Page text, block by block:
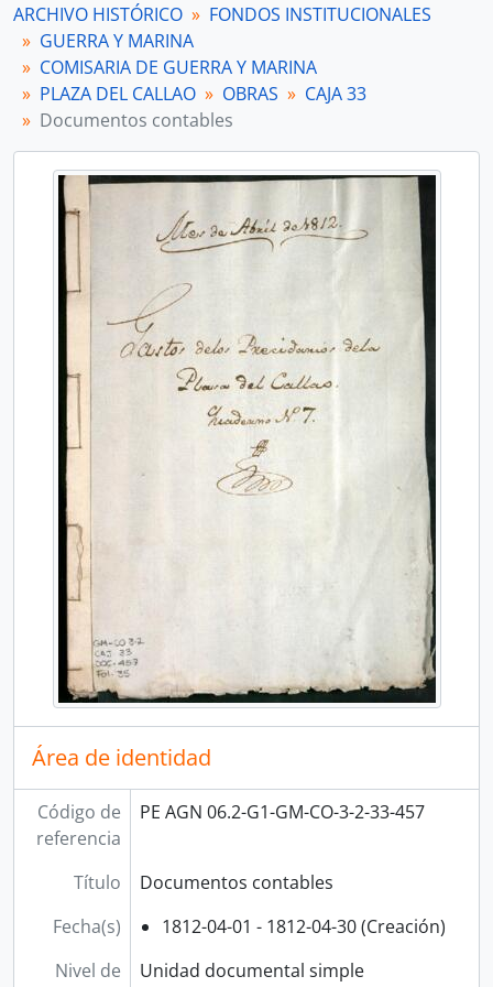
[Unidad documental simple] Documentos contables
[Unidad documental simple] Documentos contables
[Unidad documental simple] Documentos contables
[Unidad documental simple] Documentos contables
[Unidad de instalación] CAJA 34
[Unidad de instalación] CAJA 35
[Unidad de instalación] CAJA 36
[Unidad de instalación] CAJA 37
[Serie] MINISTERIO DE MARINA
[Sección] MARINA
[Sección] AUDITORÍA GENERAL DE GUERRA
[Sección] EJÉRCITO
[Sección] REPÚBLICA
[Fondo] TRIBUNAL DE MINERÍA
[Fondo] MINISTERIO DE GOBIERNO Y POLICÍA
[Fondo] MINISTERIO DE HACIENDA Y COMERCIO
[Fondo] COMISIÓN NACIONAL DEL SESQUICENTENARIO DE LA INDEPENDENCIA DEL PERÚ
[Agrupación documental] FONDOS FÁCTICOS
[Agrupación documental] PROTOCOLOS NOTARIALES
[Agrupación documental] COLECCIONES
ARCHIVO HISTÓRICO
FONDOS INSTITUCIONALES
GUERRA Y MARINA
COMISARIA DE GUERRA Y MARINA
PLAZA DEL CALLAO
OBRAS
CAJA 33
Documentos contables
Área de identidad
Código de
referencia
PE AGN 06.2-G1-GM-CO-3-2-33-457
Título
Documentos contables
Fecha(s)
1812-04-01 - 1812-04-30 (Creación)
Nivel de
Unidad documental simple